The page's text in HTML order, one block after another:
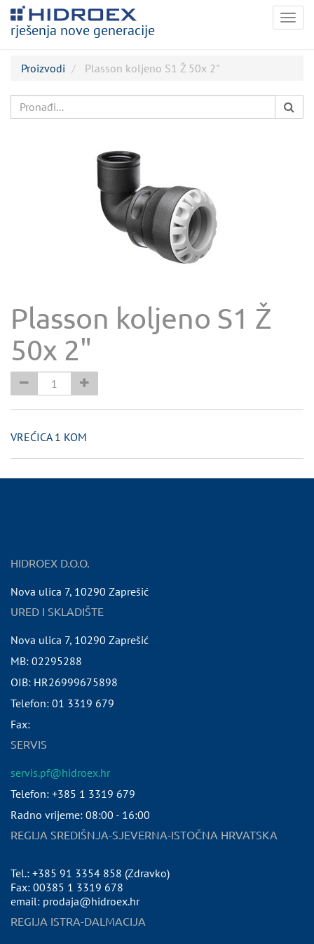
rješenja nove generacije
Proizvodi Plasson koljeno S1 Ž 50x 2"
Plasson koljeno S1 Ž
50x 2"
VREĆICA 1 KOM
HIDROEX D.O.O.
Nova ulica 7, 10290 Zaprešić
URED I SKLADIŠTE
Nova ulica 7, 10290 Zaprešić
MB: 02295288
OIB: HR26999675898
Telefon: 01 3319 679
Fax:
SERVIS
servis.pf@hidroex.hr
Telefon: +385 1 3319 679
Radno vrijeme: 08:00 - 16:00
REGIJA SREDIŠNJA-SJEVERNA-ISTOČNA HRVATSKA
Tel.: +385 91 3354 858 (Zdravko)
Fax: 00385 1 3319 678
email: prodaja@hidroex.hr
REGIJA ISTRA-DALMACIJA